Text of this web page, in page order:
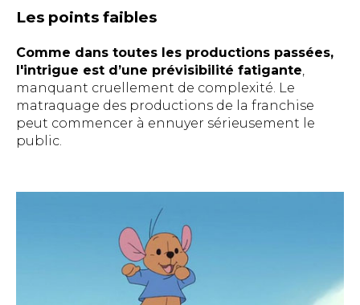
Les points faibles
Comme dans toutes les productions passées,
l'intrigue est d’une prévisibilité fatigante,
manquant cruellement de complexité. Le
matraquage des productions de la franchise
peut commencer à ennuyer sérieusement le
public.